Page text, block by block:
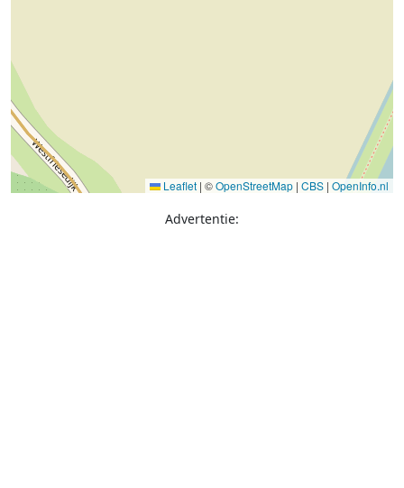
Leaflet | ©OpenStreetMap | CBS | OpenInfo.nl
Advertentie: